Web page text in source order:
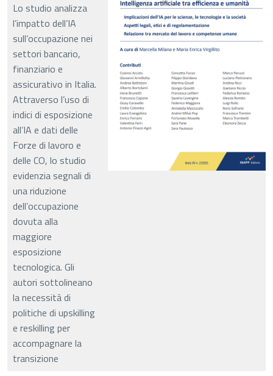
Lo studio analizza
l’impatto dell’IA
sull’occupazione nei
settori bancario,
finanziario e
assicurativo in Italia.
Attraverso l’uso di
indici di esposizione
all’IA e dati delle
Forze di lavoro e
delle CO, lo studio
evidenzia segnali di
una riduzione
dell’occupazione
dovuta alla
maggiore
esposizione
tecnologica. Gli
autori sottolineano
la necessità di
politiche di upskilling
e reskilling per
accompagnare la
transizione